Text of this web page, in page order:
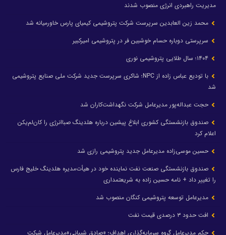
مدیریت راهبردی انرژی منصوب شدند
محمد زین العابدین سرپرست شرکت پتروشیمی کیمیای پارس خاورمیانه شد
سرپرستی دوباره حسام خوشبین فر در پتروشیمی امیرکبیر
با تودیع عباس زاده از NPC؛ شاکری سرپرست جدید شرکت ملی صنایع پتروشیمی
شد
حجت عبداله‌پور مدیرعامل شرکت نگهداشت‌کاران شد
صندوق بازنشستگی کشوری ابلاغ پیشین درباره هلدینگ صباانرژی را کان‌لم‌یکن
اعلام کرد
حسین موسی‌زاده مدیرعامل جدید پتروشیمی رازی شد
صندوق بازنشستگی صنعت نفت نماینده خود در هیأت‌مدیره هلدینگ خلیج فارس
را تغییر داد + نامه حسین زاده به شریعتمداری
مدیرعامل توسعه پتروشیمی کنگان منصوب شد
افت حدود ۳ درصدی قیمت نفت
حکم مدیرعامل گروه سرمایه‌گذاری اهداف؛ «صادق شیبانی»مدیرعامل شرکت